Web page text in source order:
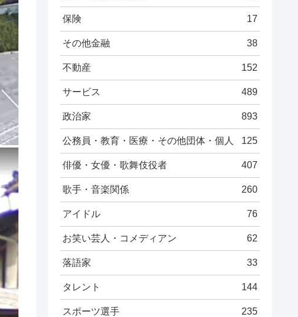
保険 17
その他金融 38
不動産 152
サービス 489
政治家 893
公務員・教育・医療・その他団体・個人 125
俳優・女優・歌舞伎役者 407
歌手・音楽関係 260
アイドル 76
お笑い芸人・コメディアン 62
落語家 33
タレント 144
スポーツ選手 235